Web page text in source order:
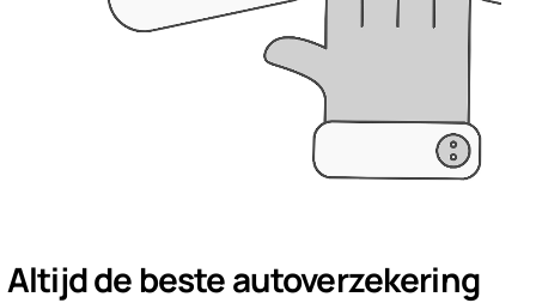
Altijd de beste autoverzekering